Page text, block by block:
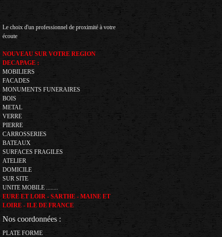
Le choix d'un professionnel de proximité à votre
écoute
NOUVEAU SUR VOTRE REGION
DECAPAGE :
MOBILIERS
FACADES
MONUMENTS FUNERAIRES
BOIS
METAL
VERRE
PIERRE
CARROSSERIES
BATEAUX
SURFACES FRAGILES
ATELIER
DOMICILE
SUR SITE
UNITE MOBILE ........
EURE ET LOIR - SARTHE - MAINE ET
LOIRE - ILE DE FRANCE
Nos coordonnées :
PLATE FORME